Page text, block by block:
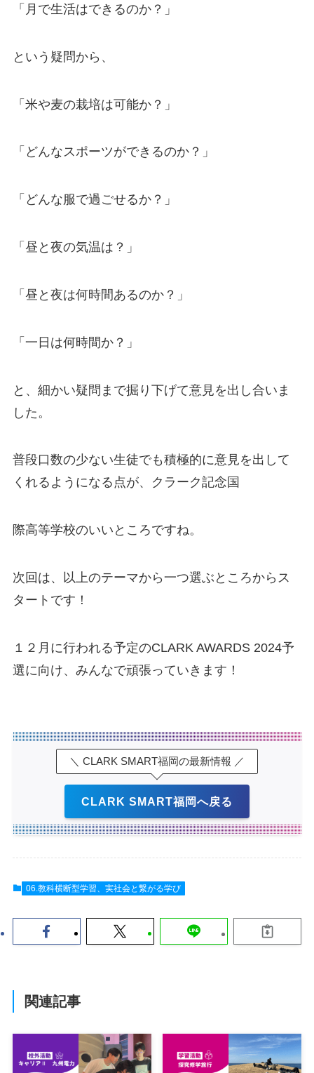
「月で生活はできるのか？」
という疑問から、
「米や麦の栽培は可能か？」
「どんなスポーツができるのか？」
「どんな服で過ごせるか？」
「昼と夜の気温は？」
「昼と夜は何時間あるのか？」
「一日は何時間か？」
と、細かい疑問まで掘り下げて意見を出し合いま
した。
普段口数の少ない生徒でも積極的に意見を出して
くれるようになる点が、クラーク記念国
際高等学校のいいところですね。
次回は、以上のテーマから一つ選ぶところからス
タートです！
１２月に行われる予定のCLARK AWARDS 2024予
選に向け、みんなで頑張っていきます！
＼ CLARK SMART福岡の最新情報 ／
CLARK SMART福岡へ戻る
06.教科横断型学習、実社会と繋がる学び
関連記事